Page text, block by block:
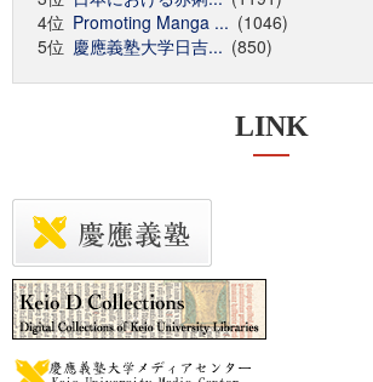
4位 Promoting Manga ... (1046)
5位 慶應義塾大学日吉... (850)
LINK